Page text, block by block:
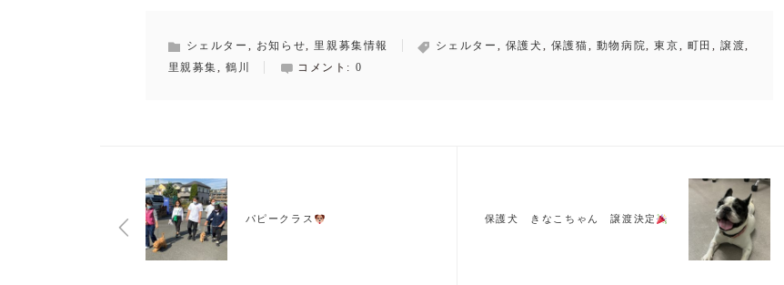
シェルター , お知らせ, 里親募集情報 シェルター , 保護犬 , 保護猫, 動物病院,東京, 町田 ,譲渡,
里親募集,鶴川 コメント: 0
パピークラス 保護犬 きなこちゃん 譲渡決定